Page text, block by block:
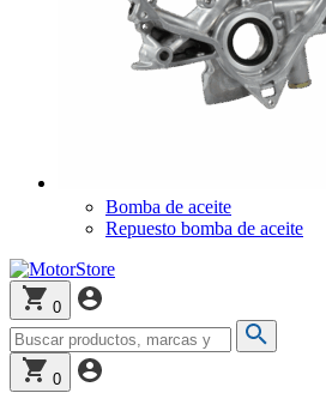
Bomba de aceite
Repuesto bomba de aceite
0
0